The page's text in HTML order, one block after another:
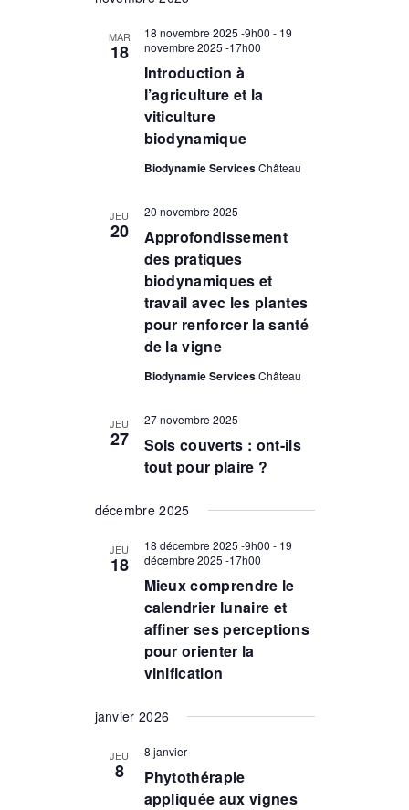
r
c
e
n
i
a
t
i
d
u
e
É
v
è
n
e
m
s
C
H
u
e
m
t
MAR
18
Introduction à
l’agriculture et la
viticulture
biodynamique
18 novembre 2025 -9h00 - 19
novembre 2025 -17h00
Biodynamie ServicesChâteau
JEU
20
Approfondissement
des pratiques
biodynamiques et
travail avec les plantes
pour renforcer la santé
de la vigne
20 novembre 2025
Biodynamie ServicesChâteau
JEU
27
Sols couverts : ont-ils
tout pour plaire ?
27 novembre 2025
décembre 2025
JEU
18
Mieux comprendre le
calendrier lunaire et
affiner ses perceptions
pour orienter la
vinification
18 décembre 2025 -9h00 - 19
décembre 2025 -17h00
janvier 2026
JEU
8
Phytothérapie
appliquée aux vignes
8 janvier